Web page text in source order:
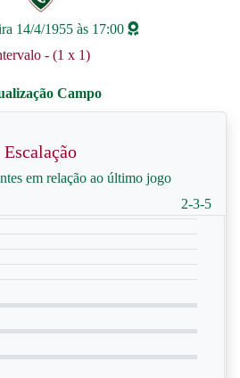
14/4/1955 às 17:00
- (1 x 1)
Escalação
em relação ao último jogo
2-3-5